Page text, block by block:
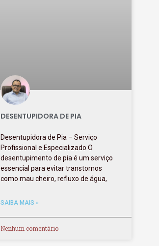
DESENTUPIDORA DE PIA
Desentupidora de Pia – Serviço
Profissional e Especializado O
desentupimento de pia é um serviço
essencial para evitar transtornos
como mau cheiro, refluxo de água,
SAIBA MAIS »
Nenhum comentário